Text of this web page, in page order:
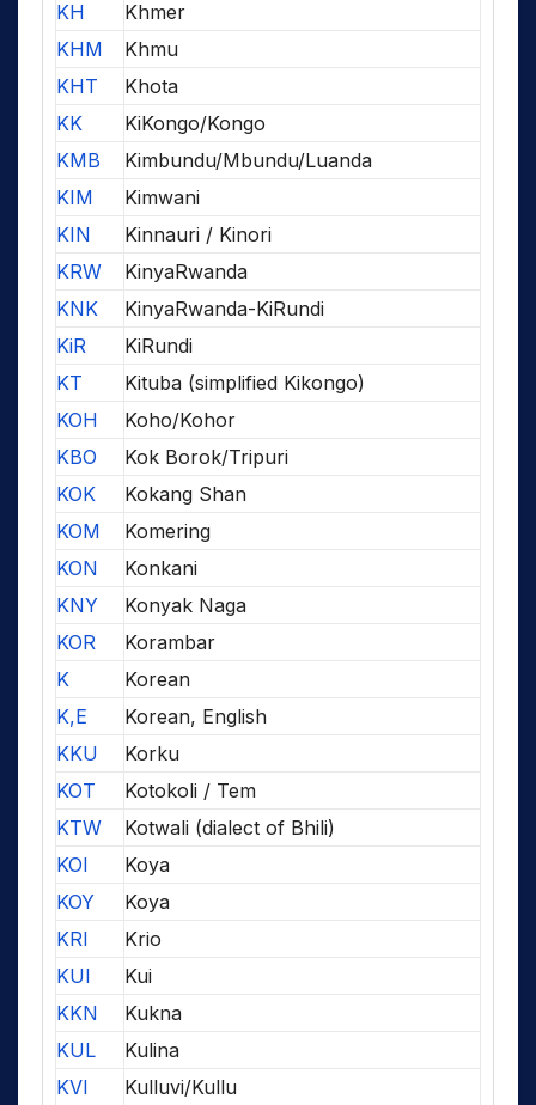
KH
Khmer
KHM
Khmu
KHT
Khota
KK
KiKongo/Kongo
KMB
Kimbundu/Mbundu/Luanda
KIM
Kimwani
KIN
Kinnauri / Kinori
KRW
KinyaRwanda
KNK
KinyaRwanda-KiRundi
KiR
KiRundi
KT
Kituba (simplified Kikongo)
KOH
Koho/Kohor
KBO
Kok Borok/Tripuri
KOK
Kokang Shan
KOM
Komering
KON
Konkani
KNY
Konyak Naga
KOR
Korambar
K
Korean
K,E
Korean, English
KKU
Korku
KOT
Kotokoli / Tem
KTW
Kotwali (dialect of Bhili)
KOI
Koya
KOY
Koya
KRI
Krio
KUI
Kui
KKN
Kukna
KUL
Kulina
KVI
Kulluvi/Kullu